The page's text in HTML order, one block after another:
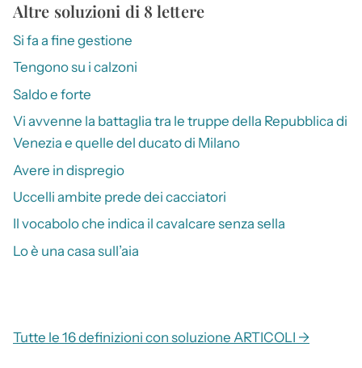
Altre soluzioni di 8 lettere
Si fa a fine gestione
Tengono su i calzoni
Saldo e forte
Vi avvenne la battaglia tra le truppe della Repubblica di
Venezia e quelle del ducato di Milano
Avere in dispregio
Uccelli ambite prede dei cacciatori
Il vocabolo che indica il cavalcare senza sella
Lo è una casa sull’aia
Tutte le 16 definizioni con soluzione ARTICOLI →